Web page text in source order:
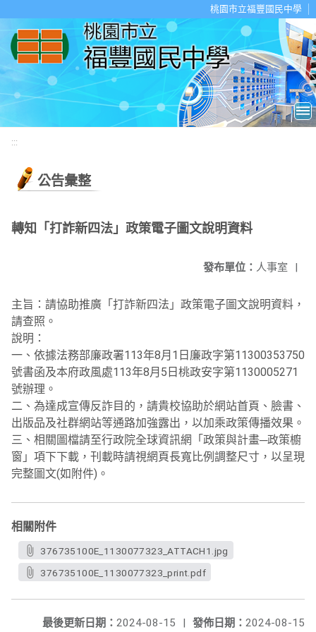
桃園市立福豐國民中學
:::
公告彙整
轉知「打詐新四法」政策電子圖文說明資料
發布單位： 人事室 |
主旨：請協助推廣「打詐新四法」政策電子圖文說明資料，
請查照。
說明：
一、依據法務部廉政署113年8月1日廉政字第11300353750
號書函及本府政風處113年8月5日桃政安字第1130005271
號辦理。
二、為達成宣傳反詐目的，請貴校協助於網站首頁、臉書、
出版品及社群網站等通路加強露出，以加乘政策傳播效果。
三、相關圖檔請至行政院全球資訊網「政策與計畫─政策櫥
窗」項下下載，刊載時請視網頁長寬比例調整尺寸，以呈現
完整圖文(如附件)。
相關附件
376735100E_1130077323_ATTACH1.jpg
376735100E_1130077323_print.pdf
發佈日期： 2024-08-15
最後更新日期： 2024-08-15 |